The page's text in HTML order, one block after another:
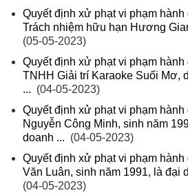
Quyết định xử phạt vi phạm
Trách nhiệm hữu hạn Hương
(05-05-2023)
Quyết định xử phạt vi phạm
TNHH Giải trí Karaoke Suối Mơ,
... (04-05-2023)
Quyết định xử phạt vi phạm
Nguyễn Công Minh, sinh năm
doanh ... (04-05-2023)
Quyết định xử phạt vi phạm
Văn Luân, sinh năm 1991, là đại
(04-05-2023)